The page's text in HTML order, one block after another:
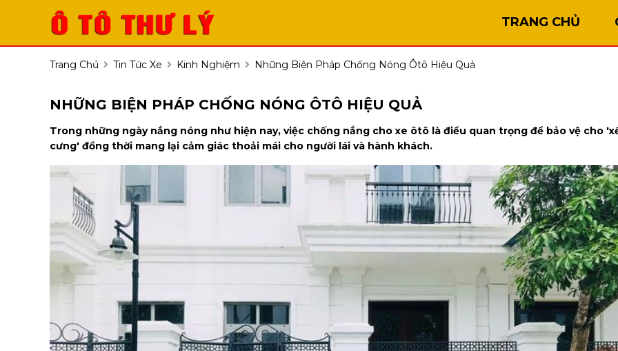
TRANG CHỦ
Trang Chủ Tin Tức Xe Kinh Nghiệm Những Biện Pháp Chống Nóng Ôtô Hiệu Quả
NHỮNG BIỆN PHÁP CHỐNG NÓNG ÔTÔ HIỆU QUẢ
Trong những ngày nắng nóng như hiện nay, việc chống nắng cho xe ôtô là điều quan trọng để bảo vệ cho
cưng' đồng thời mang lại cảm giác thoải mái cho người lái và hành khách.